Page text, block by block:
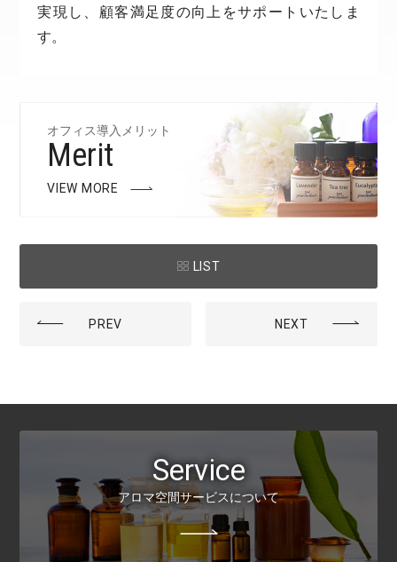
実現し、顧客満足度の向上をサポートいたしま
す。
オフィス導入メリット
Merit
VIEW MORE
PREV
LIST
NEXT
Service
アロマ空間サービスについて